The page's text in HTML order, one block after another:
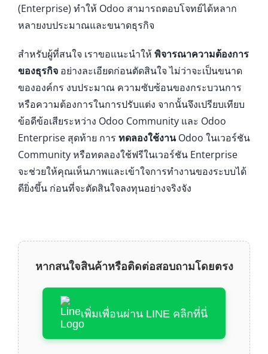
(Enterprise) ทำให้ Odoo สามารถตอบโจทย์ได้หลาก
หลายงบประมาณและขนาดธุรกิจ
สำหรับผู้ที่สนใจ เราขอแนะนำให้พิจารณาความต้องการ
ของธุรกิจอย่างละเอียดก่อนตัดสินใจ ไม่ว่าจะเป็นขนาด
ขององค์กร งบประมาณ ความซับซ้อนของกระบวนการ
หรือความต้องการในการปรับแต่ง จากนั้นจึงเปรียบเทียบ
ข้อดีข้อเสียระหว่าง Odoo Community และ Odoo
Enterprise สุดท้าย การ ทดลองใช้งานOdoo ในเวอร์ชัน
Community หรือทดลองใช้ฟรีในเวอร์ชัน Enterprise
จะช่วยให้คุณเห็นภาพและเข้าใจการทำงานของระบบได้
ดียิ่งขึ้น ก่อนที่จะตัดสินใจลงทุนอย่างจริงจัง
หากสนใจสินค้าหรือติดต่อสอบถามโดยตรง
เพิ่มเพื่อนผ่าน LINE คลิกที่นี่